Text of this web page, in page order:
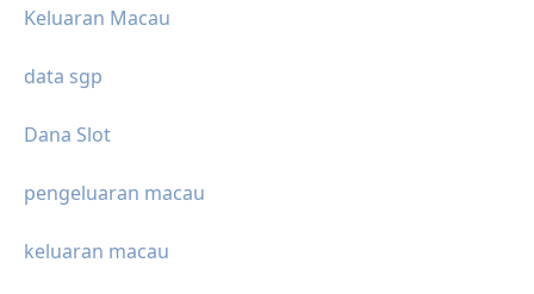
Keluaran Macau
data sgp
Dana Slot
pengeluaran macau
keluaran macau